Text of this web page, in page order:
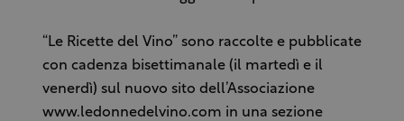
“Le Ricette del Vino” sono raccolte e pubblicate
con cadenza bisettimanale (il martedì e il
venerdì) sul nuovo sito dell’Associazione
www.ledonnedelvino.com in una sezione